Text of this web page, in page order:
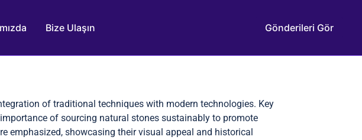
Bize Ulaşın Gönderileri Gör
of traditional techniques with modern technologies. Key
of sourcing natural stones sustainably to promote
emphasized, showcasing their visual appeal and historical